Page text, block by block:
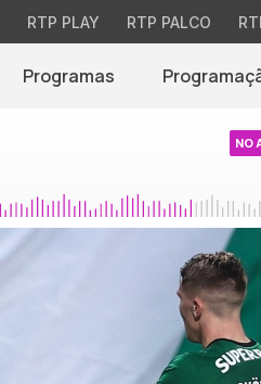
RTP PLAY RTP PALCO
Programas
NO